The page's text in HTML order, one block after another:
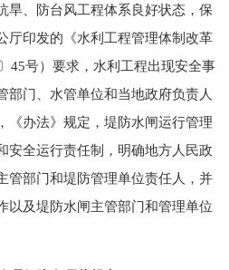
旱、防台风工程体系良好状态，保
厅印发的《水利工程管理体制改革
45号）要求，水利工程出现安全事
部门、水管单位和当地政府负责人
《办法》规定，堤防水闸运行管理
安全运行责任制，明确地方人民政
管部门和堤防管理单位责任人，并
以及堤防水闸主管部门和管理单位